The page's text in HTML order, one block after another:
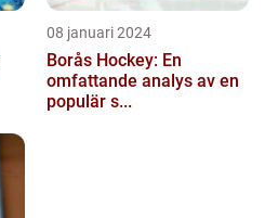
08 januari 2024
Borås Hockey: En
omfattande analys av en
populär s...